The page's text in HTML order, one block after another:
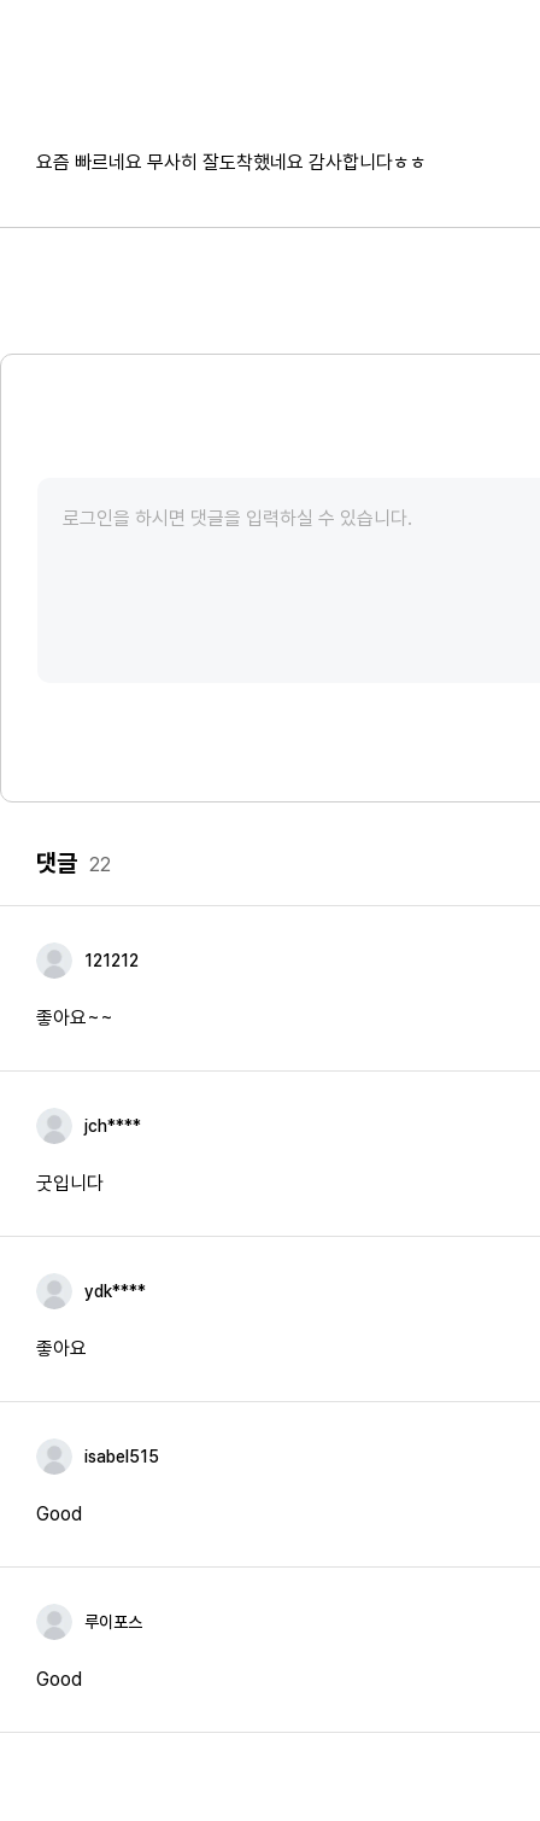
요즘 빠르네요 무사히 잘도착했네요 감사합니다ㅎㅎ
댓글 22
121212
좋아요~~
jch****
굿입니다
ydk****
좋아요
isabel515
Good
루이포스
Good